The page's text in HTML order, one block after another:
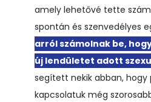
amely lehetővé tette
spontán és szenvedélyes
arról számolnak be,
új lendületet adott
segített nekik abban, hogy
kapcsolatuk még